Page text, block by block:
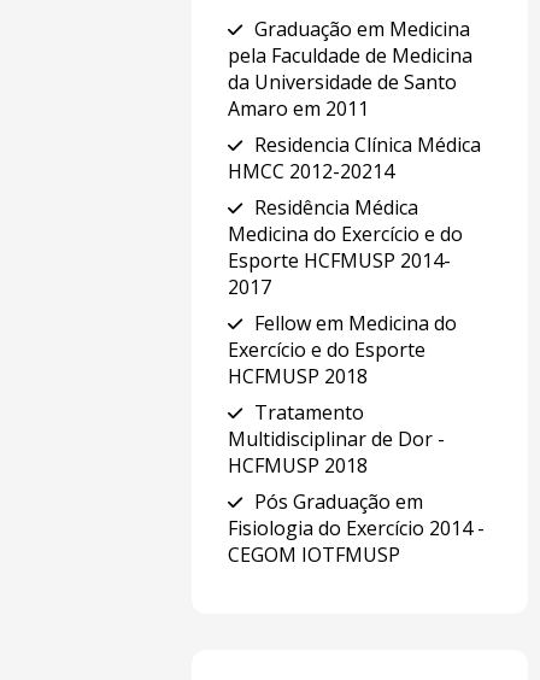
Graduação em Medicina
pela Faculdade de Medicina
da Universidade de Santo
Amaro em 2011
Residencia Clínica Médica
HMCC 2012-20214
Residência Médica
Medicina do Exercício e do
Esporte HCFMUSP 2014-
2017
Fellow em Medicina do
Exercício e do Esporte
HCFMUSP 2018
Tratamento
Multidisciplinar de Dor -
HCFMUSP 2018
Pós Graduação em
Fisiologia do Exercício 2014 -
CEGOM IOTFMUSP